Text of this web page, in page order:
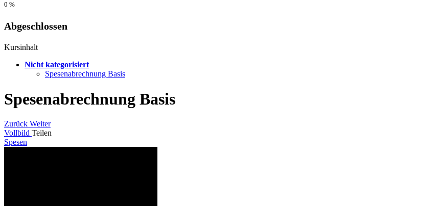
0 %
Abgeschlossen
Kursinhalt
Nicht kategorisiert
Spesenabrechnung Basis
Spesenabrechnung Basis
Zurück Weiter
Vollbild Teilen
Spesen